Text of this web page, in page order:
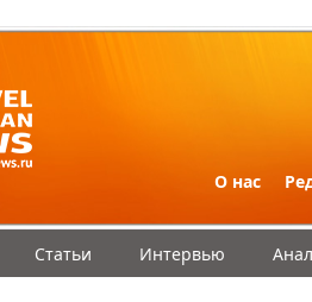
О нас
Статьи Интервью